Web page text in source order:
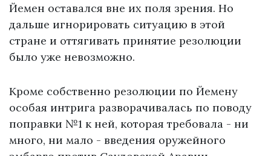
Йемен оставался вне их поля зрения. Но
дальше игнорировать ситуацию в этой
стране и оттягивать принятие резолюции
было уже невозможно.
Кроме собственно резолюции по Йемену
особая интрига разворачивалась по поводу
поправки №1 к ней, которая требовала - ни
много, ни мало - введения оружейного